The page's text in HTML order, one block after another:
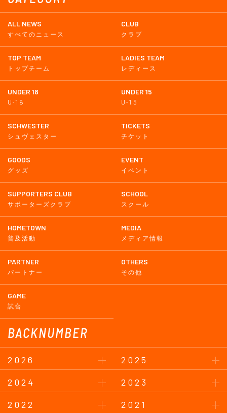
ALL NEWS
すべてのニュース
CLUB
クラブ
TOP TEAM
トップチーム
LADIES TEAM
レディース
UNDER 18
U-18
UNDER 15
U-15
SCHWESTER
シュヴェスター
TICKETS
チケット
GOODS
グッズ
EVENT
イベント
SUPPORTERS CLUB
サポーターズクラブ
SCHOOL
スクール
HOMETOWN
普及活動
MEDIA
メディア情報
PARTNER
パートナー
OTHERS
その他
GAME
試合
BACKNUMBER
2026
2025
2024
2023
2022
2021